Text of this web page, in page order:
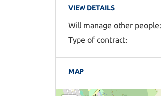
VIEW DETAILS
Will manage other people:
Type of contract:
MAP